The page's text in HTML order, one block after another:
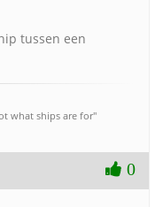
tussen een
what ships are for"
0